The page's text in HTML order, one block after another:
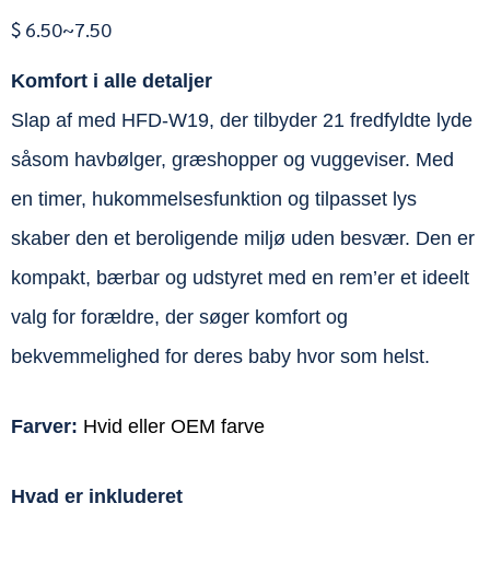
$ 6.50~7.50
Komfort i alle detaljer
Slap af med HFD-W19, der tilbyder 21 fredfyldte lyde
såsom havbølger, græshopper og vuggeviser. Med
en timer, hukommelsesfunktion og tilpasset lys
skaber den et beroligende miljø uden besvær. Den er
kompakt, bærbar og udstyret med en rem’er et ideelt
valg for forældre, der søger komfort og
bekvemmelighed for deres baby hvor som helst.
Farver: Hvid eller OEM farve
Hvad er inkluderet